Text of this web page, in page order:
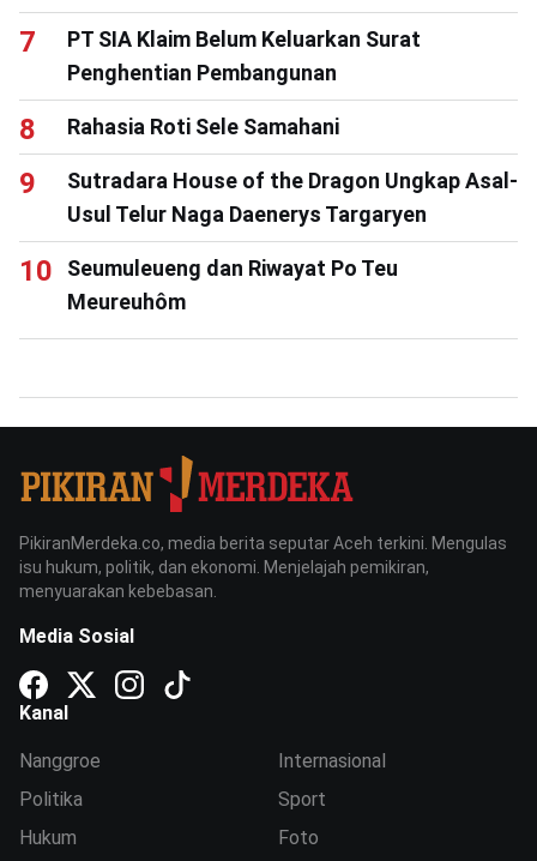
PT SIA Klaim Belum Keluarkan Surat
Penghentian Pembangunan
Rahasia Roti Sele Samahani
Sutradara House of the Dragon Ungkap Asal-
Usul Telur Naga Daenerys Targaryen
Seumuleueng dan Riwayat Po Teu
Meureuhôm
PikiranMerdeka.co, media berita seputar Aceh terkini. Mengulas
isu hukum, politik, dan ekonomi. Menjelajah pemikiran,
menyuarakan kebebasan.
Media Sosial
Kanal
Nanggroe
Politika
Hukum
Internasional
Sport
Foto